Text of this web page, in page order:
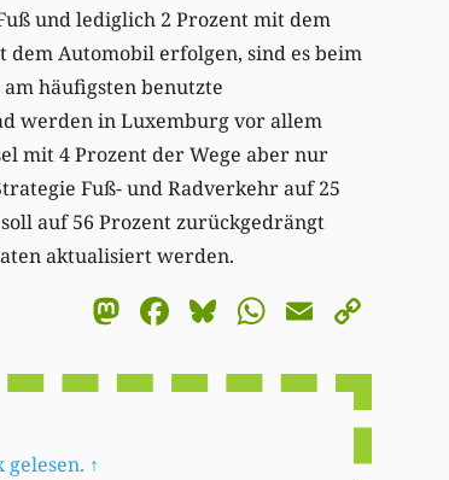
und lediglich 2 Prozent mit dem
Automobil erfolgen, sind es beim
häufigsten benutzte
werden in Luxemburg vor allem
mit 4 Prozent der Wege aber nur
Fuß- und Radverkehr auf 25
auf 56 Prozent zurückgedrängt
aktualisiert werden.
Mastodon
Facebook
Bluesky
WhatsApp
Email
↑